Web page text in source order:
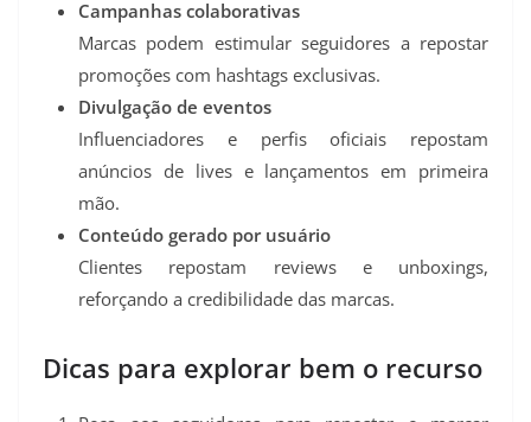
Campanhas colaborativas
Marcas podem estimular seguidores a repostar
promoções com hashtags exclusivas.
Divulgação de eventos
Influenciadores e perfis oficiais repostam
anúncios de lives e lançamentos em primeira
mão.
Conteúdo gerado por usuário
Clientes repostam reviews e unboxings,
reforçando a credibilidade das marcas.
Dicas para explorar bem o recurso